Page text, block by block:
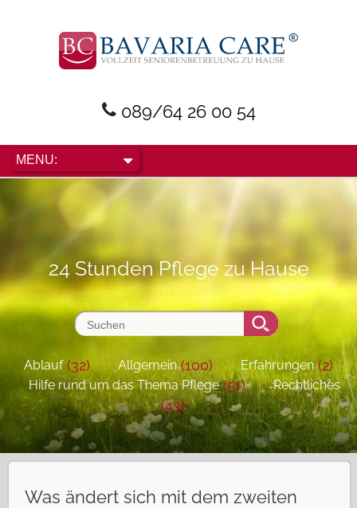
089/64 26 00 54
24 Stunden Pflege zu Hause
Ablauf(32) Allgemein(100) Erfahrungen(2)
Hilfe rund um das Thema Pflege(51) Rechtliches
(43)
Was ändert sich mit dem zweiten